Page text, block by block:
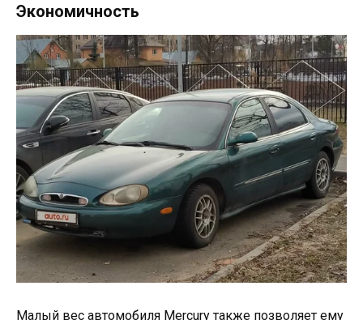
Экономичность
Малый вес автомобиля Mercury также позволяет ему